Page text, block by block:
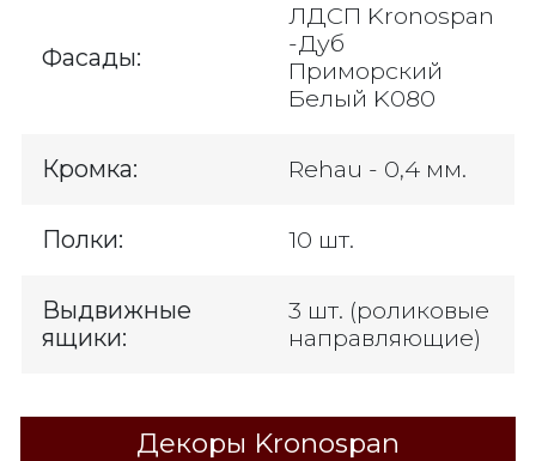
Фасады:
ЛДСП Kronospan
-Дуб
Приморский
Белый K080
Кромка: Rehau - 0,4 мм.
Полки: 10 шт.
Выдвижные
ящики:
3 шт. (роликовые
направляющие)
Декоры Kronospan